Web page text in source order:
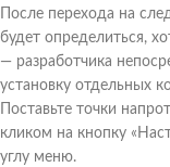
После перехода на
будет определиться,
— разработчика
установку отдельных
Поставьте точки
кликом на кнопку
углу меню.